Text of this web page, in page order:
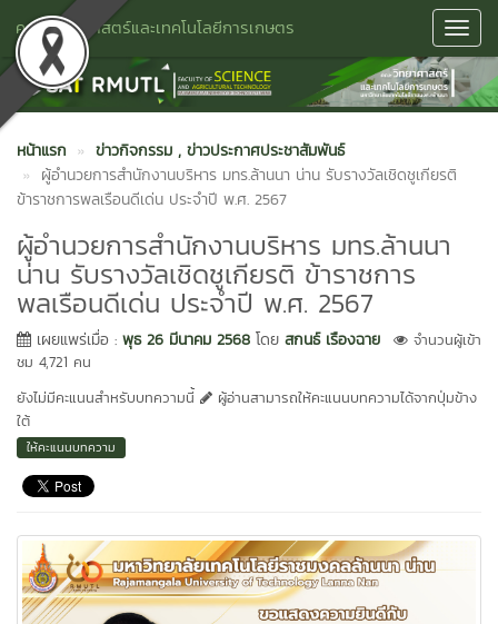
คณะวิทยาศาสตร์และเทคโนโลยีการเกษตร
หน้าแรก ข่าวกิจกรรม , ข่าวประกาศประชาสัมพันธ์
ผู้อำนวยการสำนักงานบริหาร มทร.ล้านนา น่าน รับรางวัลเชิดชูเกียรติ
ข้าราชการพลเรือนดีเด่น ประจำปี พ.ศ. 2567
ผู้อำนวยการสำนักงานบริหาร มทร.ล้านนา
น่าน รับรางวัลเชิดชูเกียรติ ข้าราชการ
พลเรือนดีเด่น ประจำปี พ.ศ. 2567
เผยแพร่เมื่อ : พุธ 26 มีนาคม 2568 โดย สกนธ์ เรืองฉาย
จำนวนผู้เข้า
ชม 4,721 คน
ยังไม่มีคะแนนสำหรับบทความนี้
ผู้อ่านสามารถให้คะแนนบทความได้จากปุ่มข้าง
ใต้
ให้คะแนนบทความ